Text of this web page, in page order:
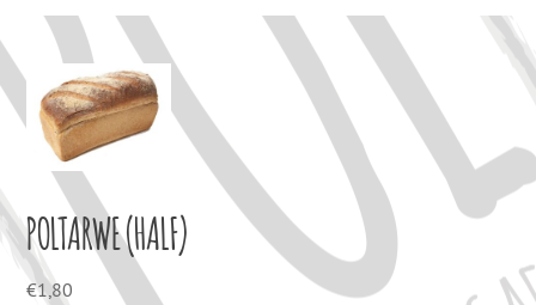
POLTARWE (HALF)
€1,80